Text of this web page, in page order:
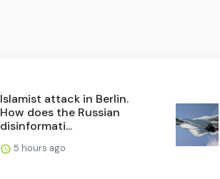
Islamist attack in Berlin.
How does the Russian
disinformati...
5 hours ago